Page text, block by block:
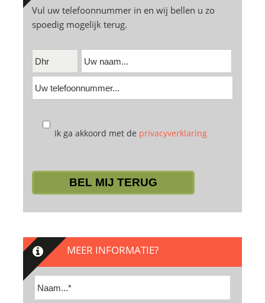
Vul uw telefoonnummer in en wij bellen u zo
spoedig mogelijk terug.
Ik ga akkoord met de privacyverklaring
veld
MEER INFORMATIE?